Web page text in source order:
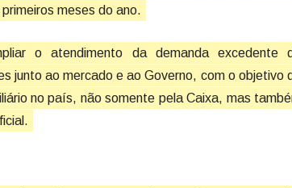
meses do ano.
o atendimento da demanda excedente
junto ao mercado e ao Governo, com o objetivo
no país, não somente pela Caixa, mas